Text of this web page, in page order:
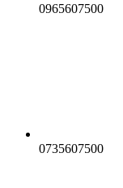
0965607500
0735607500